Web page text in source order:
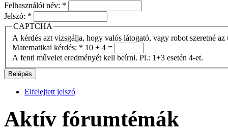
Felhasználói név: *
Jelszó: *
CAPTCHA
A kérdés azt vizsgálja, hogy valós látogató, vagy robot szeretné
Matematikai kérdés: * 10 + 4 =
A fenti művelet eredményét kell beírni. Pl.: 1+3 esetén 4-et.
Elfelejtett jelszó
Aktív fórumtémák